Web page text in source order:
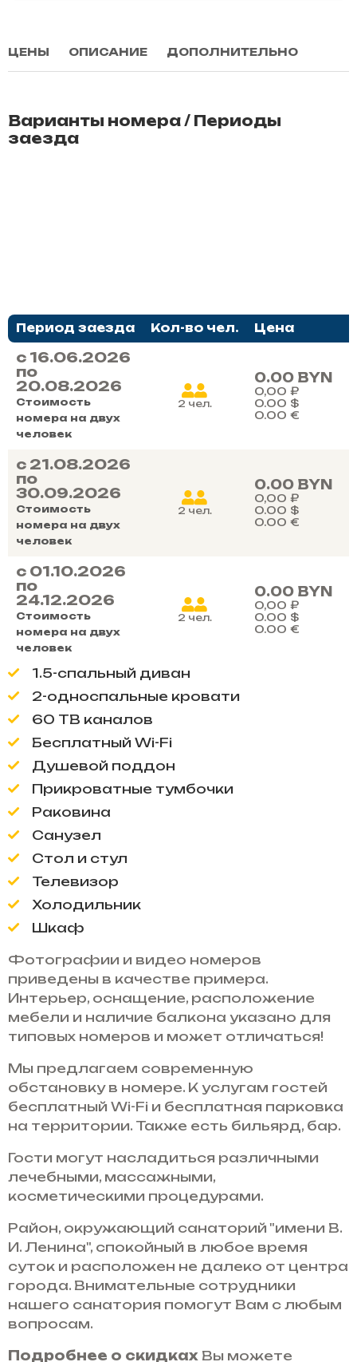
ЦЕНЫ ОПИСАНИЕ ДОПОЛНИТЕЛЬНО
Варианты номера / Периоды
заезда
Период заезда Кол-во чел. Цена
c 16.06.2026
по
20.08.2026
Стоимость
номера на двух
человек
2 чел.
0.00 BYN
0,00 ₽
0.00 $
0.00 €
c 21.08.2026
по
30.09.2026
Стоимость
номера на двух
человек
2 чел.
0.00 BYN
0,00 ₽
0.00 $
0.00 €
c 01.10.2026
по
24.12.2026
Стоимость
номера на двух
человек
2 чел.
0.00 BYN
0,00 ₽
0.00 $
0.00 €
1.5-спальный диван
2-односпальные кровати
60 ТВ каналов
Бесплатный Wi-Fi
Душевой поддон
Прикроватные тумбочки
Раковина
Санузел
Стол и стул
Телевизор
Холодильник
Шкаф
Фотографии и видео номеров
приведены в качестве примера.
Интерьер, оснащение, расположение
мебели и наличие балкона указано для
типовых номеров и может отличаться!
Мы предлагаем современную
обстановку в номере. К услугам гостей
бесплатный Wi-Fi и бесплатная парковка
на территории. Также есть бильярд, бар.
Гости могут насладиться различными
лечебными, массажными,
косметическими процедурами.
Район, окружающий санаторий "имени В.
И. Ленина", спокойный в любое время
суток и расположен не далеко от центра
города. Внимательные сотрудники
нашего санатория помогут Вам с любым
вопросам.
Подробнее о скидках Вы можете